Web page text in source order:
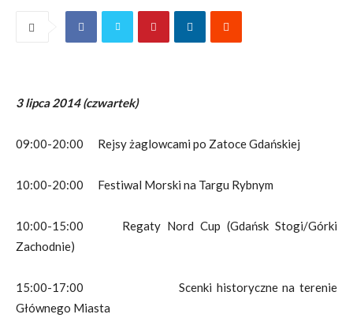
3 lipca 2014 (czwartek)
09:00-20:00 Rejsy żaglowcami po Zatoce Gdańskiej
10:00-20:00 Festiwal Morski na Targu Rybnym
10:00-15:00 Regaty Nord Cup (Gdańsk Stogi/Górki
Zachodnie)
15:00-17:00 Scenki historyczne na terenie
Głównego Miasta